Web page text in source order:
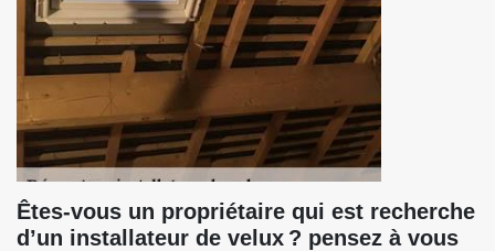
Êtes-vous un propriétaire qui est recherche
d’un installateur de velux ? pensez à vous